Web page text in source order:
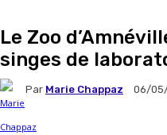
Le Zoo
singes de
Par Marie Chappaz 06/